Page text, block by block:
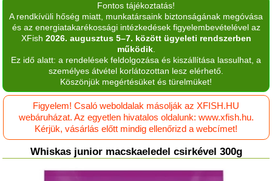
Fontos tájékoztatás!
A rendkívüli hőség miatt, munkatársaink biztonságának megóvása
és az energiatakarékossági intézkedések figyelembevételével az
XFish 2026. augusztus 5–7. között ügyeleti rendszerben
működik.
Ez idő alatt: a rendelések feldolgozása és kiszállítása lassulhat, a
személyes átvétel korlátozottan lesz elérhető.
Köszönjük megértésüket és türelmüket!
Figyelem! Csaló weboldalak másolják az XFISH.HU
webáruházat. Az egyetlen hivatalos oldalunk: www.xfish.hu.
Kérjük, vásárlás előtt mindig ellenőrizd a webcímet!
Whiskas junior macskaeledel csirkével 300g